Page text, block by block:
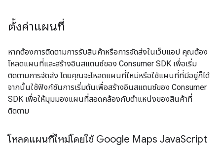
ตั้งค่าแผนที่
หากต้องการติดตามการรับสินค้าหรือการจัดส่งในเว็บแอป คุณต้อง
โหลดแผนที่และสร้างอินสแตนซ์ของ Consumer SDK เพื่อเริ่ม
ติดตามการจัดส่ง โดยคุณจะโหลดแผนที่ใหม่หรือใช้แผนที่ที่มีอยู่ก็ได้
จากนั้นใช้ฟังก์ชันการเริ่มต้นเพื่อสร้างอินสแตนซ์ของ Consumer
SDK เพื่อให้มุมมองแผนที่สอดคล้องกับตำแหน่งของสินค้าที่
ติดตาม
โหลดแผนที่ใหม่โดยใช้ Google Maps JavaScript